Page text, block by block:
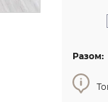
Разом: